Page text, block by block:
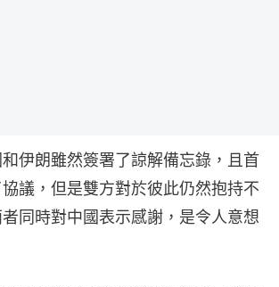
伊朗雖然簽署了諒解備忘錄，且首
議，但是雙方對於彼此仍然抱持不
同時對中國表示感謝，是令人意想